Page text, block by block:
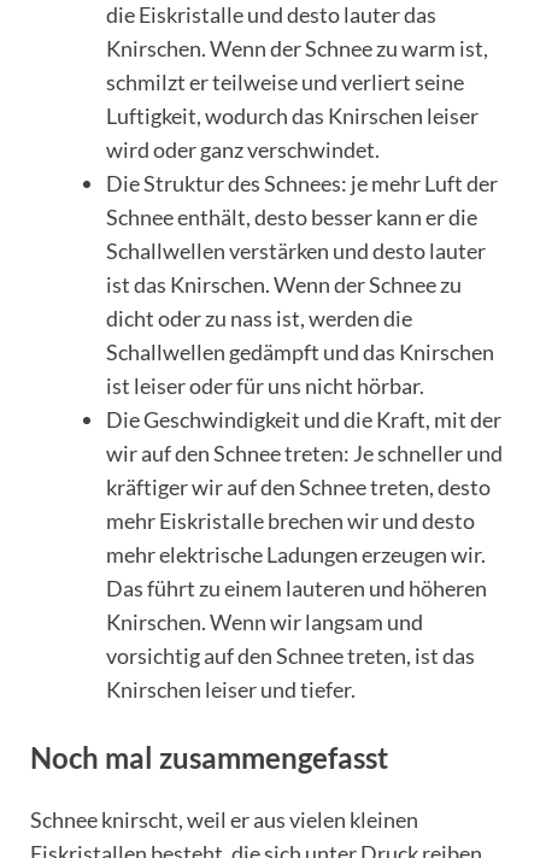
die Eiskristalle und desto lauter das
Knirschen. Wenn der Schnee zu warm ist,
schmilzt er teilweise und verliert seine
Luftigkeit, wodurch das Knirschen leiser
wird oder ganz verschwindet.
Die Struktur des Schnees: je mehr Luft der
Schnee enthält, desto besser kann er die
Schallwellen verstärken und desto lauter
ist das Knirschen. Wenn der Schnee zu
dicht oder zu nass ist, werden die
Schallwellen gedämpft und das Knirschen
ist leiser oder für uns nicht hörbar.
Die Geschwindigkeit und die Kraft, mit der
wir auf den Schnee treten: Je schneller und
kräftiger wir auf den Schnee treten, desto
mehr Eiskristalle brechen wir und desto
mehr elektrische Ladungen erzeugen wir.
Das führt zu einem lauteren und höheren
Knirschen. Wenn wir langsam und
vorsichtig auf den Schnee treten, ist das
Knirschen leiser und tiefer.
Noch mal zusammengefasst
Schnee knirscht, weil er aus vielen kleinen